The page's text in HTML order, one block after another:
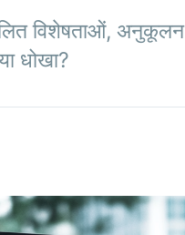
विशेषताओं,
धोखा?